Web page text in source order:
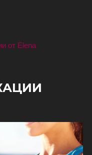
от Elena